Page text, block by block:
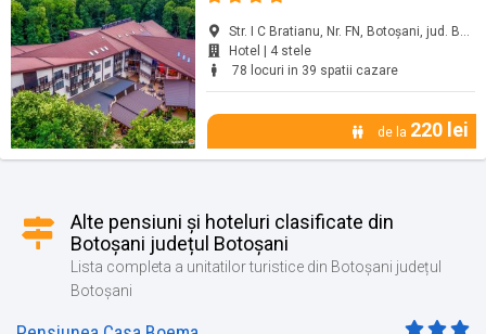
Str. I C Bratianu, Nr. FN, Botoșani, jud. Botoșani
Hotel | 4 stele
78 locuri in 39 spatii cazare
de la 220 lei
Alte pensiuni și hoteluri clasificate din
Botoșani județul Botoșani
Lista completa a unitatilor turistice din Botoșani județul
Botoșani